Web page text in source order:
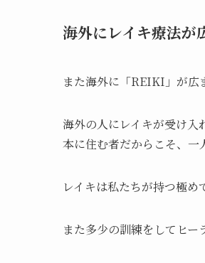
海外にレイキ療法が
また海外に「REIKI」が広
海外の人にレイキが受け
本に住む者だからこそ、一
レイキは私たちが持つ極め
また多少の訓練をしてヒー